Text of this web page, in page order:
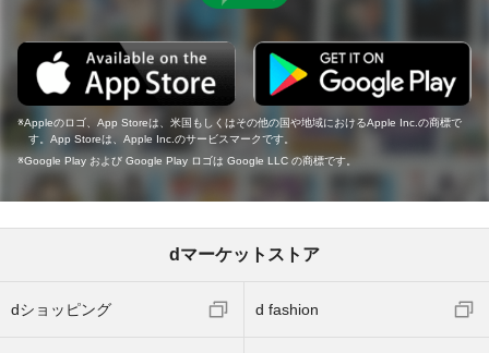
Appleのロゴ、App Storeは、米国もしくはその他の国や地域におけるApple Inc.の商標で
す。App Storeは、Apple Inc.のサービスマークです。
Google Play および Google Play ロゴは Google LLC の商標です。
dマーケットストア
dショッピング d fashion